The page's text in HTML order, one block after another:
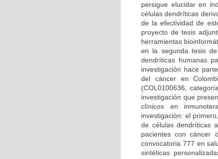
persigue elucidar en
células dendríticas
de la efectividad de
proyecto de tesis
herramientas
en la segunda tesis
dendríticas humanas
investigación hace
del cáncer en
(COL0100636,
investigación que
clínicos en
investigación: el
de células dendríticas
pacientes con cáncer
convocatoria 777 en
sintéticas